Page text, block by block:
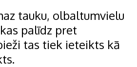
tauku, olbaltumvielu
palīdz pret
tas tiek ieteikts kā